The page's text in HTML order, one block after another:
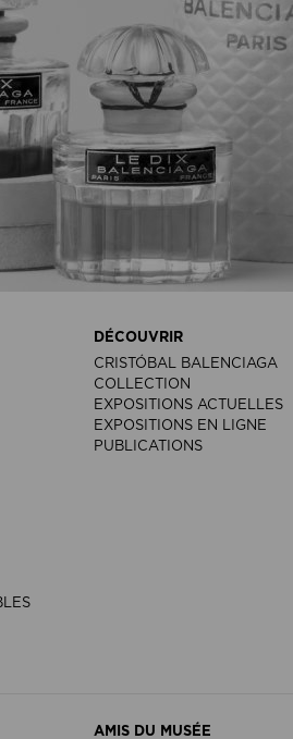
DÉCOUVRIR
CRISTÓBAL BALENCIAGA
COLLECTION
EXPOSITIONS ACTUELLES
EXPOSITIONS EN LIGNE
PUBLICATIONS
AMIS DU MUSÉE